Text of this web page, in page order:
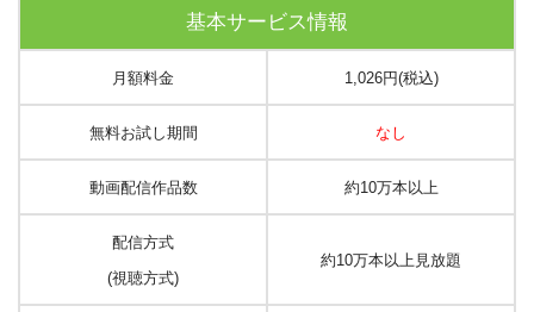
基本サービス情報
月額料金 1,026円(税込)
無料お試し期間 なし
動画配信作品数 約10万本以上
配信方式
(視聴方式)
約10万本以上見放題